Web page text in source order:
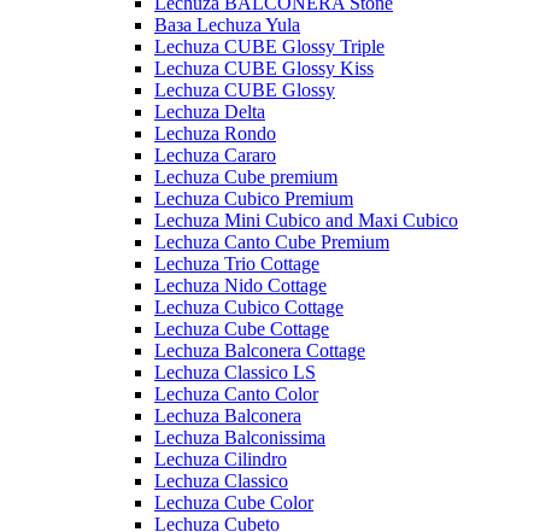
Ваза Lechuza Yula
Lechuza CUBE Glossy Triple
Lechuza CUBE Glossy Kiss
Lechuza CUBE Glossy
Lechuza Delta
Lechuza Rondo
Lechuza Cararo
Lechuza Cube premium
Lechuza Cubico Premium
Lechuza Mini Cubico and Maxi Cubico
Lechuza Canto Cube Premium
Lechuza Trio Cottage
Lechuza Nido Cottage
Lechuza Cubico Cottage
Lechuza Cube Cottage
Lechuza Balconera Cottage
Lechuza Classico LS
Lechuza Canto Color
Lechuza Balconera
Lechuza Balconissima
Lechuza Cilindro
Lechuza Classico
Lechuza Cube Color
Lechuza Cubeto